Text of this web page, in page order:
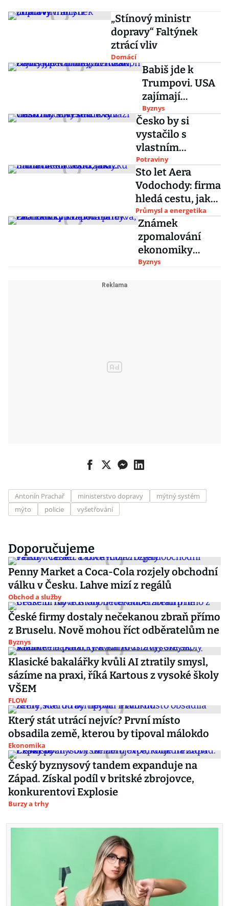
říká senátor
Czernin
„Stínový ministr
dopravy“ Faltýnek
ztrácí vliv
Domácí
Babiš jde k
Trumpovi. USA
zajímají
vrtulníky,
Temelín, čtvrtý
operátor a GE
Aviation
Byznys
Česko by si
vystačilo s
vlastním
hovězím. Kvůli
tlaku na cenu se
ale vyváží
Potraviny
Sto let Aera
Vodochody: firma
hledá cestu, jak
nahradit
klíčovou zakázku
Průmysl a energetika
Známek
zpomalování
ekonomiky
kvapem přibývá,
Byznys
Antonín Prachař ministerstvo dopravy
mýtný systém
mýto
policie vyšetřování
Doporučujeme
Penny Market a Coca-Cola rozjely obchodní
válku v Česku. Lahve mizí z regálů
Obchod a služby
České firmy dostaly nečekanou zbraň přímo
z Bruselu. Nově mohou říct odběratelům ne
Byznys
Klasické bakalářky kvůli AI ztratily smysl,
sázíme na praxi, říká Kartous z vysoké školy
VŠEM
FLOW
Který stát utrácí nejvíc? První místo
obsadila země, kterou by tipoval málokdo
Ekonomika
Český byznysový tandem expanduje na
Západ. Získal podíl v britské zbrojovce,
konkurentovi Explosie
Burzy a trhy